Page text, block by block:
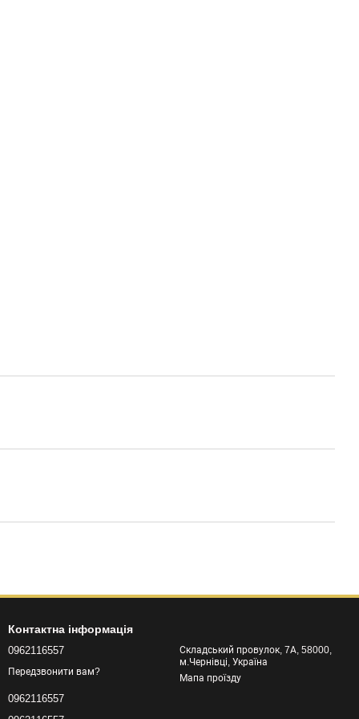
Контактна інформація
0962116557
Передзвонити вам?
0962116557
Складський провулок, 7А, 58000,
м.Чернівці, Україна
Мапа проїзду